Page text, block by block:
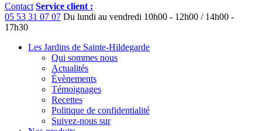
Contact Service client :
05 53 31 07 07 Du lundi au vendredi 10h00 - 12h00 / 14h00 -
17h30
Les Jardins de Sainte-Hildegarde
Qui sommes nous
Actualités
Évènements
Témoignages
Recettes
Politique de confidentialité
Suivez-nous sur